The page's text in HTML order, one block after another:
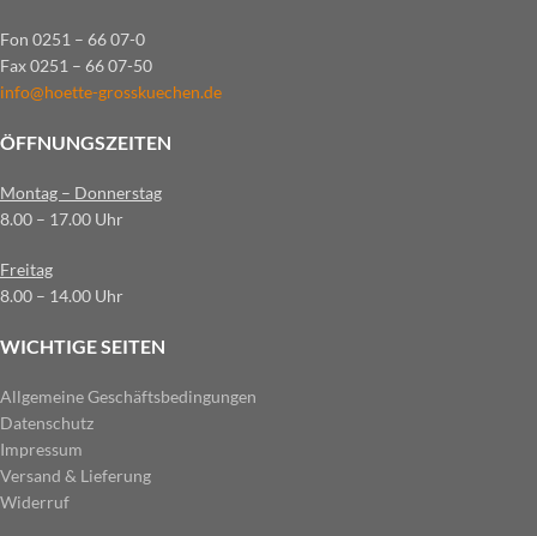
Fon 0251 – 66 07-0
Fax 0251 – 66 07-50
info@hoette-grosskuechen.de
ÖFFNUNGSZEITEN
Montag – Donnerstag
8.00 – 17.00 Uhr
Freitag
8.00 – 14.00 Uhr
WICHTIGE SEITEN
Allgemeine Geschäftsbedingungen
Datenschutz
Impressum
Versand & Lieferung
Widerruf